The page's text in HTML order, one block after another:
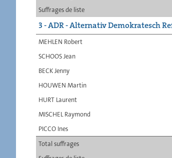
Suffrages de liste
3 - ADR - Alternativ Demokratesch
Total suffrages
MEHLEN Robert
SCHOOS Jean
BECK Jenny
HOUWEN Martin
HURT Laurent
MISCHEL Raymond
PICCO Ines